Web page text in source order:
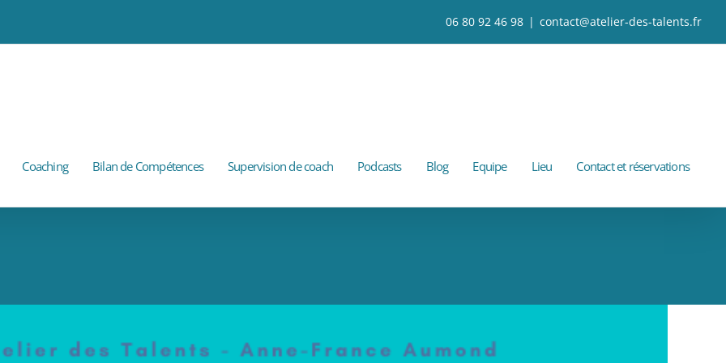
06 80 92 46 98 | contact@atelier-des-talents.fr
Coaching Bilan de Compétences Supervision de coach Podcasts Blog Equipe Lieu Contact et réservations